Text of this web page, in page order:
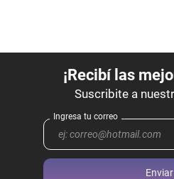
Enviar